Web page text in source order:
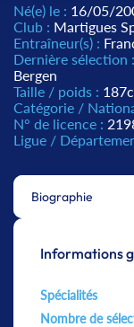
Né(e) le : 16/05/
Club : Martigues
Entraîneur(s) :
Dernière sélection :
Bergen
Taille / poids :
Catégorie /
N° de licence :
Ligue /
Biographie
Informations
Spécialités
Nombre de